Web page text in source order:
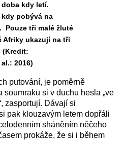
kdy letí.
kdy pobývá na
Pouze tři malé žluté
Afriky ukazují na tři
(Kredit:
2016)
putování, je poměrně
soumraku si v duchu hesla „ve
zasportují. Dávají si
pak klouzavým letem dopřáli
sháněním něčeho
prokáže, že si i během